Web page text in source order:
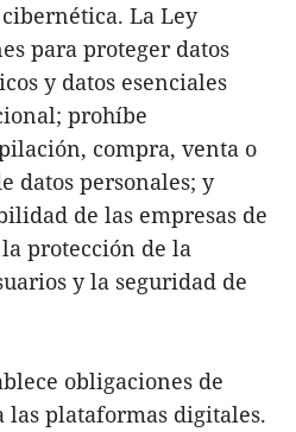
La Ley
para proteger datos
y datos esenciales
prohíbe
compra, venta o
datos personales; y
de las empresas de
protección de la
y la seguridad de
obligaciones de
las plataformas digitales.